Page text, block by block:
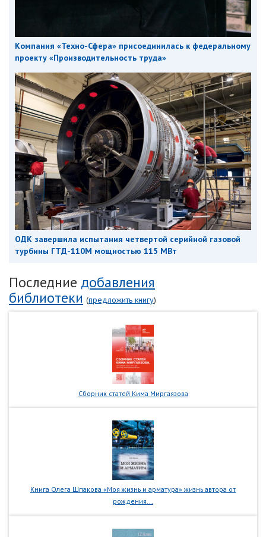
Компания «Техно-Сфера» присоединилась к федеральному
проекту «Производительность труда»
ОДК завершила испытания четвертой серийной газовой
турбины ГТД-110М мощностью 115 МВт
Последние добавления
библиотеки (предложить книгу)
Сборник статей Кима Миргаязова
Книга Олега Шпакова «Моя жизнь и арматура» жизнь автора от
рождения...